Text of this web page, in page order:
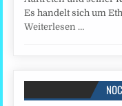
Es handelt sich um
Weiterlesen …